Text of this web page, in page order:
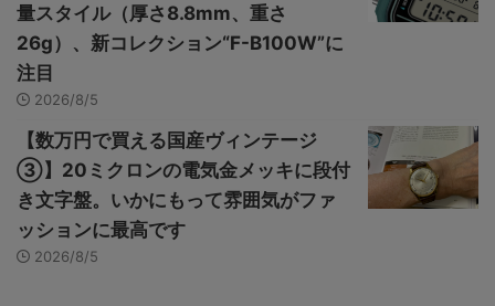
量スタイル（厚さ8.8mm、重さ
26g）、新コレクション“F-B100W”に
注目
2026/8/5
【数万円で買える国産ヴィンテージ
③】20ミクロンの電気金メッキに段付
き文字盤。いかにもって雰囲気がファ
ッションに最高です
2026/8/5